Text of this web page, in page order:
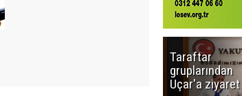
Taraftar
gruplarından
Uçar'a ziyaret